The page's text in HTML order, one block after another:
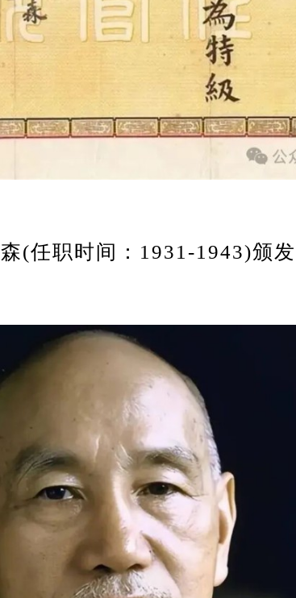
(任职时间：1931-1943)颁发